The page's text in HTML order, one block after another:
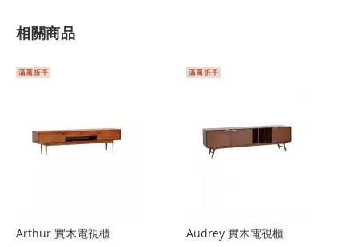
相關商品
Arthur 實木電視櫃 Audrey 實木電視櫃